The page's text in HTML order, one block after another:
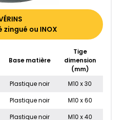
ou INOX
Base matière
Tige
dimension
(mm)
Plastique noir
M10 x 30
Plastique noir
M10 x 60
Plastique noir
M10 x 40